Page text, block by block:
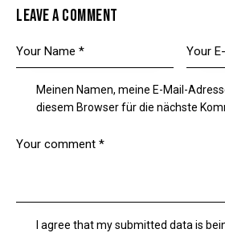
LEAVE A COMMENT
Meinen Namen, meine E-Mail-
diesem Browser für die nächste
I agree that my submitted data is